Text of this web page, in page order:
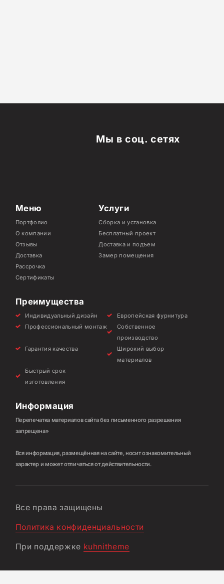
Мы в соц. сетях
Меню
Портфолио
О компании
Отзывы
Доставка
Рассрочка
Сертификаты
Услуги
Сборка и установка
Бесплатный проект
Доставка и подъем
Замер помещения
Преимущества
Индивидуальный дизайн
Европейская фурнитура
Профессиональный монтаж
Собственное
производство
Гарантия качества
Широкий выбор
материалов
Быстрый срок
изготовления
Информация
Перепечатка материалов сайта без письменного разрешения
запрещена»
Вся информация, размещённая на сайте, носит ознакомительный
характер и может отличаться от действительности.
Все права защищены
Политика конфиденциальности
При поддержке kuhnitheme